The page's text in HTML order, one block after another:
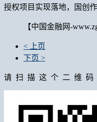
授权项目实现落地，国创
【中国金融网-
< 上页
下页 >
请 扫 描 这 个 二 维 码